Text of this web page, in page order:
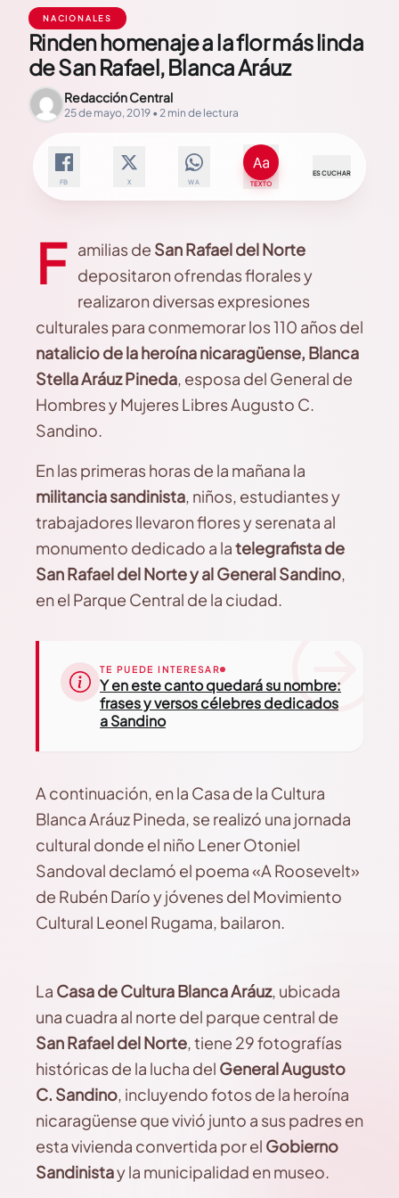
NACIONALES
Rinden homenaje a la flor más linda
de San Rafael, Blanca Aráuz
Redacción Central
25 de mayo, 2019 • 2 min de lectura
FB X WA TEXTO
ESCUCHAR
F amilias de San Rafael del Norte
depositaron ofrendas florales y
realizaron diversas expresiones
culturales para conmemorar los 110 años del
natalicio de la heroína nicaragüense, Blanca
Stella Aráuz Pineda, esposa del General de
Hombres y Mujeres Libres Augusto C.
Sandino.
En las primeras horas de la mañana la
militancia sandinista, niños, estudiantes y
trabajadores llevaron flores y serenata al
monumento dedicado a latelegrafista de
San Rafael del Norte y al General Sandino,
en el Parque Central de la ciudad.
TE PUEDE INTERESAR
Y en este canto quedará su nombre:
frases y versos célebres dedicados
a Sandino
A continuación, en la Casa de la Cultura
Blanca Aráuz Pineda, se realizó una jornada
cultural donde el niño Lener Otoniel
Sandoval declamó el poema «A Roosevelt»
de Rubén Darío y jóvenes del Movimiento
Cultural Leonel Rugama, bailaron.
La Casa de Cultura Blanca Aráuz, ubicada
una cuadra al norte del parque central de
San Rafael del Norte, tiene 29 fotografías
históricas de la lucha del General Augusto
C. Sandino, incluyendo fotos de la heroína
nicaragüense que vivió junto a sus padres en
esta vivienda convertida por el Gobierno
Sandinistay la municipalidad en museo.